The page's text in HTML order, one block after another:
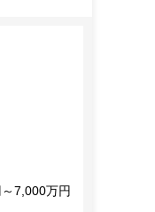
7,000万円